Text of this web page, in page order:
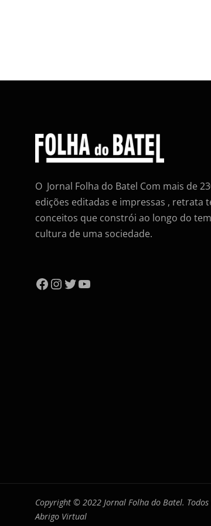
O Jornal Folha do Batel Com mais de
edições editadas e impressas , retrata
conceitos que constrói ao longo do
cultura de uma sociedade.
Facebook
Instagram
Twitter
YouTube
Copyright © 2022 Jornal Folha do Batel.
Abrigo Virtual